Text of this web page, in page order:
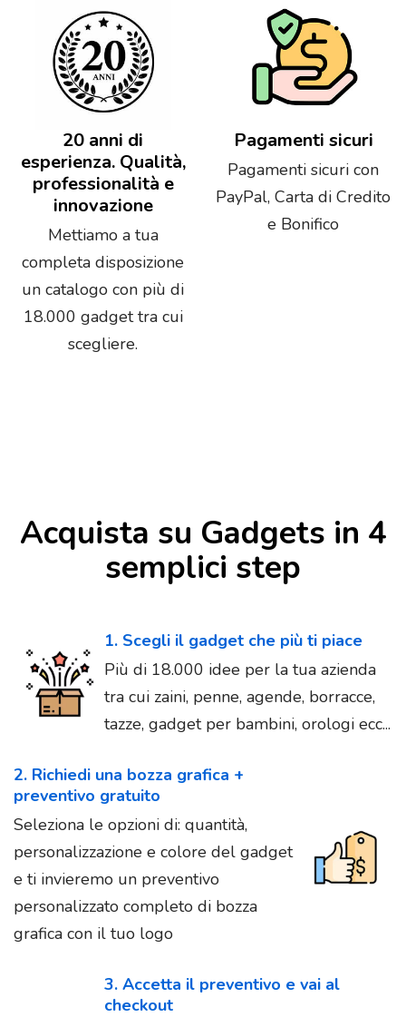
20 anni di
esperienza. Qualità,
professionalità e
innovazione
Mettiamo a tua
completa disposizione
un catalogo con più di
18.000 gadget tra cui
scegliere.
Pagamenti sicuri
Pagamenti sicuri con
PayPal, Carta di Credito
e Bonifico
Acquista su Gadgets in 4
semplici step
1. Scegli il gadget che più ti piace
Più di 18.000 idee per la tua azienda
tra cui zaini, penne, agende, borracce,
tazze, gadget per bambini, orologi ecc...
2. Richiedi una bozza grafica +
preventivo gratuito
Seleziona le opzioni di: quantità,
personalizzazione e colore del gadget
e ti invieremo un preventivo
personalizzato completo di bozza
grafica con il tuo logo
3. Accetta il preventivo e vai al
checkout